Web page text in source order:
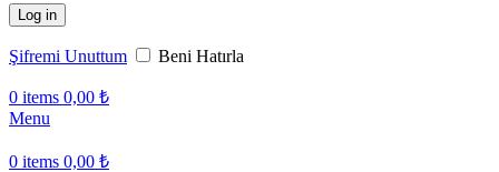
Log in
Şifremi Unuttum Beni Hatırla
0 items 0,00 ₺
Menu
0 items 0,00 ₺